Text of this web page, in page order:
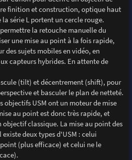
finition et construction, optique haut
série L portent un cercle rouge.
la retouche manuelle du
une mise au point à la fois rapide,
des sujets mobiles en vidéo, en
capteurs hybrides. En attente de
(tilt) et décentrement (shift), pour
et basculer le plan de netteté.
objectifs USM ont un moteur de mise
au point est donc très rapide, et
classique. La mise au point des
deux types d'USM : celui
(plus efficace) et celui ne le